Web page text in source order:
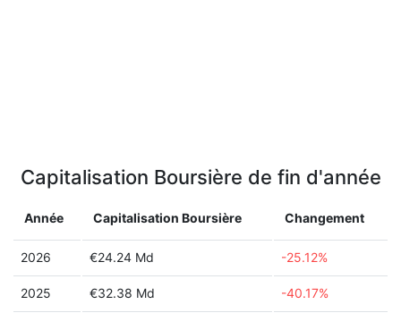
Capitalisation Boursière de fin d'année
Année Capitalisation Boursière Changement
2026 €24.24 Md -25.12%
2025 €32.38 Md -40.17%